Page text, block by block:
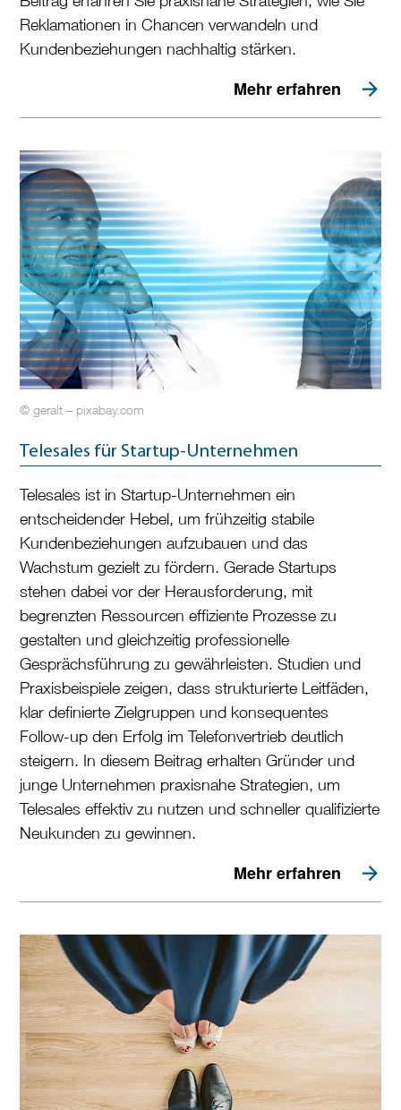
Reklamationen in Chancen verwandeln und
Kundenbeziehungen nachhaltig stärken.
Mehr erfahren
© geralt – pixabay.com
Telesales für Startup-Unternehmen
Telesales ist in Startup-Unternehmen ein
entscheidender Hebel, um frühzeitig stabile
Kundenbeziehungen aufzubauen und das
Wachstum gezielt zu fördern. Gerade Startups
stehen dabei vor der Herausforderung, mit
begrenzten Ressourcen effiziente Prozesse zu
gestalten und gleichzeitig professionelle
Gesprächsführung zu gewährleisten. Studien und
Praxisbeispiele zeigen, dass strukturierte Leitfäden,
klar definierte Zielgruppen und konsequentes
Follow-up den Erfolg im Telefonvertrieb deutlich
steigern. In diesem Beitrag erhalten Gründer und
junge Unternehmen praxisnahe Strategien, um
Telesales effektiv zu nutzen und schneller qualifizierte
Neukunden zu gewinnen.
Mehr erfahren